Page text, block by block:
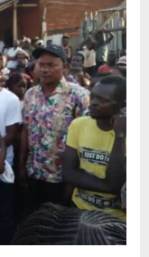
l’AVRP
section
de
Wamba
envisage
des
actions
d’envergure
pour
soutenir
les
FARDC